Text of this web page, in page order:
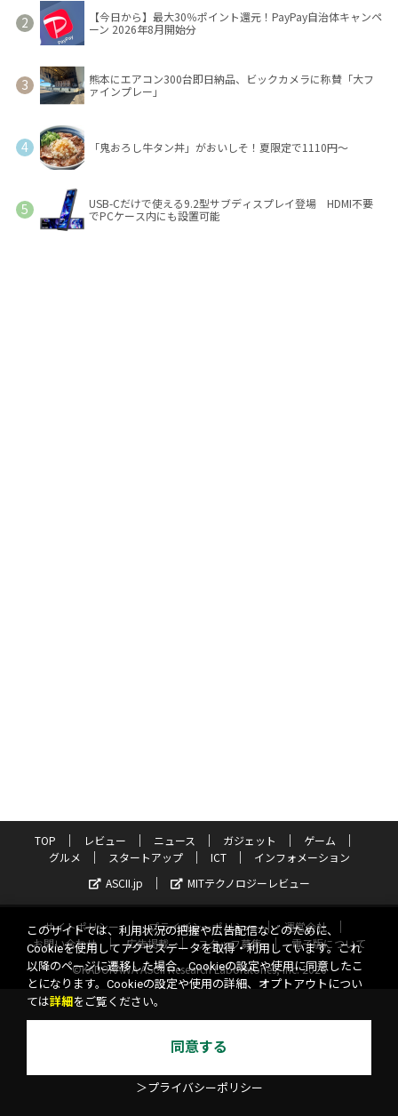
【今日から】最大30％ポイント還元！PayPay自治体キャンペ
ーン 2026年8月開始分
熊本にエアコン300台即日納品、ビックカメラに称賛「大フ
ァインプレー」
「鬼おろし牛タン丼」がおいしそ！夏限定で1110円～
USB-Cだけで使える9.2型サブディスプレイ登場 HDMI不要
でPCケース内にも設置可能
TOP レビュー ニュース ガジェット
ゲーム
グルメ
スタートアップ ICT
インフォメーション
ASCII.jp
MITテクノロジーレビュー
サイトポリシー プライバシーポリシー
運営会社
お問い合わせ
広告掲載 スタッフ募集
電子版について
©KADOKAWA ASCII Research Laboratories, Inc. 2026
このサイトでは、利用状況の把握や広告配信などのために、
Cookieを使用してアクセスデータを取得・利用しています。これ
以降のページに遷移した場合、Cookieの設定や使用に同意したこ
とになります。Cookieの設定や使用の詳細、オプトアウトについ
ては詳細 をご覧ください。
同意する
＞プライバシーポリシー